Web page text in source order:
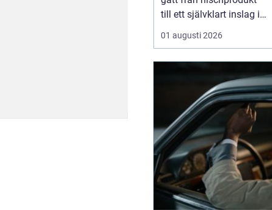
till ett självklart inslag i
många städer och
samhällen.
elassistans gör det
enklare att välja cykeln i
01 augusti 2026